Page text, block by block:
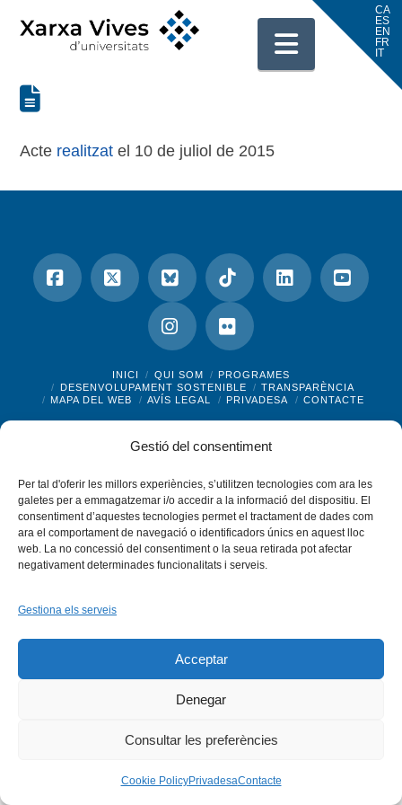
Gestió del consentiment
Per tal d'oferir les millors experiències, s’utilitzen tecnologies com ara les
galetes per a emmagatzemar i/o accedir a la informació del dispositiu. El
consentiment d’aquestes tecnologies permet el tractament de dades com
ara el comportament de navegació o identificadors únics en aquest lloc
web. La no concessió del consentiment o la seua retirada pot afectar
negativament determinades funcionalitats i serveis.
Gestiona els serveis
Acceptar
Denegar
Consultar les preferències
Cookie PolicyPrivadesaContacte
Acte realitzat el 10 de juliol de 2015
BlueskyTiktok
Instagram
Flickr
INICI QUI SOM
PROGRAMES
DESENVOLUPAMENT SOSTENIBLE
TRANSPARÈNCIA
MAPA DEL WEB
AVÍS LEGAL PRIVADESA CONTACTE